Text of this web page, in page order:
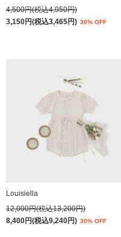
4,500円(税込4,950円)
3,150円(税込3,465円) 30% OFF
Louisiella
12,000円(税込13,200円)
8,400円(税込9,240円) 30% OFF